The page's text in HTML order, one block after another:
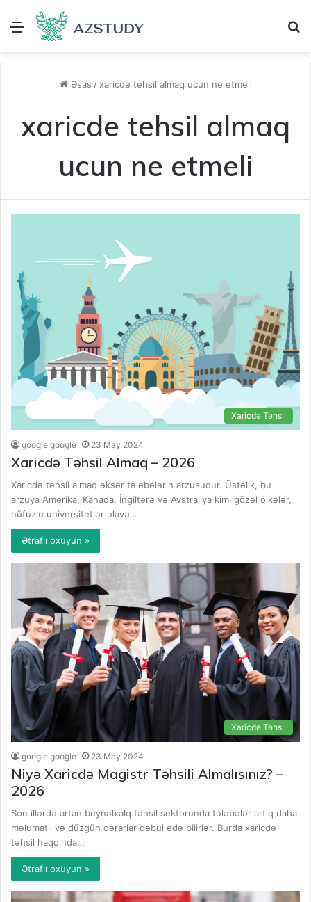
Menu
Əsas / xaricde tehsil almaq ucun ne etmeli
xaricde tehsil almaq
ucun ne etmeli
Xaricdə Təhsil
google google 23 May 2024
Xaricdə Təhsil Almaq – 2026
Xaricdə təhsil almaq əksər tələbələrin arzusudur. Üstəlik, bu
arzuya Amerika, Kanada, İngiltərə və Avstraliya kimi gözəl ölkələr,
nüfuzlu universitetlər əlavə…
Ətraflı oxuyun »
Xaricdə Təhsil
google google 23 May 2024
Niyə Xaricdə Magistr Təhsili Almalısınız? –
2026
Son illərdə artan beynəlxalq təhsil sektorunda tələbələr artıq daha
məlumatlı və düzgün qərarlar qəbul edə bilirlər. Burda xaricdə
təhsil haqqında…
Ətraflı oxuyun »